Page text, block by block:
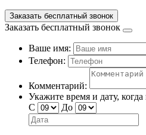
Заказать бесплатный звонок
Заказать бесплатный звонок
Ваше имя:
Телефон:
Комментарий:
Укажите время и дату,
С
До